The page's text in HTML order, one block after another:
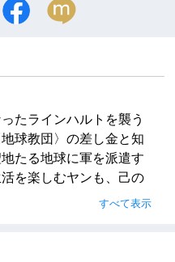
たラインハルトを襲う
球教団〉の差し金と知
たる地球に軍を派遣す
を楽しむヤンも、己の
ことに気づく。やがて
んだ男たちが訪れた。
すべて表示